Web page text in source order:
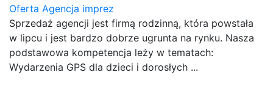
Oferta Agencja imprez
Sprzedaż agencji jest firmą rodzinną, która powstała
w lipcu i jest bardzo dobrze ugrunta na rynku. Nasza
podstawowa kompetencja leży w tematach:
Wydarzenia GPS dla dzieci i dorosłych ...